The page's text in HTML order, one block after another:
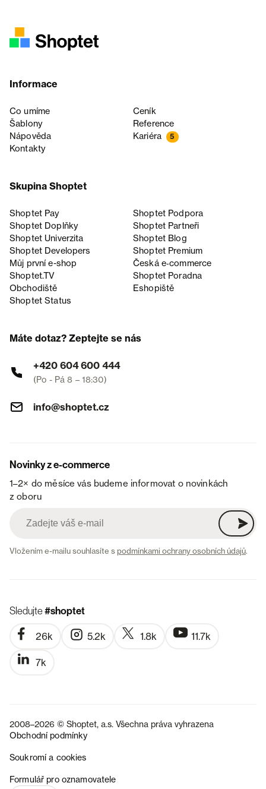
Informace
Co umíme
Ceník
Šablony
Reference
Nápověda
Kariéra 5
Kontakty
Skupina Shoptet
Shoptet Pay
Shoptet Podpora
Shoptet Doplňky
Shoptet Partneři
Shoptet Univerzita
Shoptet Blog
Shoptet Developers
Shoptet Premium
Můj první e-shop
Česká e‑commerce
Shoptet.TV
Shoptet Poradna
Obchodiště
Eshopiště
Shoptet Status
Máte dotaz? Zeptejte se nás
+420 604 600 444
(Po - Pá 8 – 18:30)
info@shoptet.cz
Novinky z e-commerce
1–2× do měsíce vás budeme informovat o novinkách
z oboru
Vložením e-mailu souhlasíte spodmínkami ochrany osobních údajů.
Sledujte#shoptet
26k 5.2k 1.8k 11.7k
7k
2008–2026 © Shoptet, a.s. Všechna práva vyhrazena
Obchodní podmínky
Soukromí a cookies
Formulář pro oznamovatele